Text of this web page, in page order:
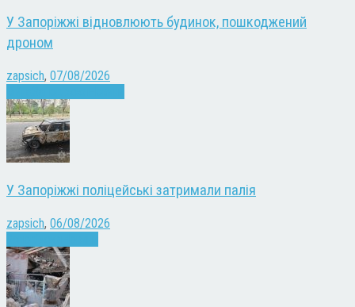
У Запоріжжі відновлюють будинок, пошкоджений
дроном
zapsich, 07/08/2026
У Запоріжжі поліцейські затримали палія
zapsich, 06/08/2026